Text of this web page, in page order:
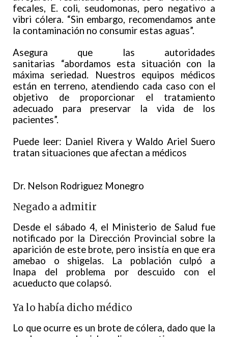
fecales, E. coli, seudomonas, pero negativo a
vibri cólera. “Sin embargo, recomendamos ante
la contaminación no consumir estas aguas”.
Asegura que las autoridades
sanitarias “abordamos esta situación con la
máxima seriedad. Nuestros equipos médicos
están en terreno, atendiendo cada caso con el
objetivo de proporcionar el tratamiento
adecuado para preservar la vida de los
pacientes”.
Puede leer: Daniel Rivera y Waldo Ariel Suero
tratan situaciones que afectan a médicos
Dr. Nelson Rodriguez Monegro
Negado a admitir
Desde el sábado 4, el Ministerio de Salud fue
notificado por la Dirección Provincial sobre la
aparición de este brote, pero insistía en que era
amebao o shigelas. La población culpó a
Inapa del problema por descuido con el
acueducto que colapsó.
Ya lo había dicho médico
Lo que ocurre es un brote de cólera, dado que la